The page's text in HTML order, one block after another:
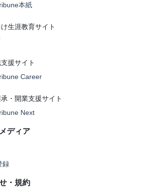
本紙
生涯教育サイト
援サイト
Career
・開業支援サイト
Next
ディア
録
・規約